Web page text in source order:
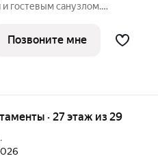
и гостевым санузлом.
жилого комплекса. Квартира
Позвоните мне
· 27 этаж из 29